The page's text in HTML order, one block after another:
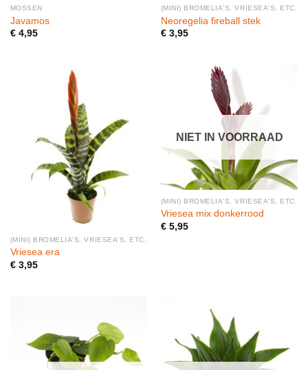
MOSSEN
Javamos
€4,95
(MINI) BROMELIA'S, VRIESEA'S, ETC.
Neoregelia fireball stek
€3,95
(MINI) BROMELIA'S, VRIESEA'S, ETC.
Vriesea era
€3,95
NIET IN VOORRAAD
(MINI) BROMELIA'S, VRIESEA'S, ETC.
Vriesea mix donkerrood
€5,95